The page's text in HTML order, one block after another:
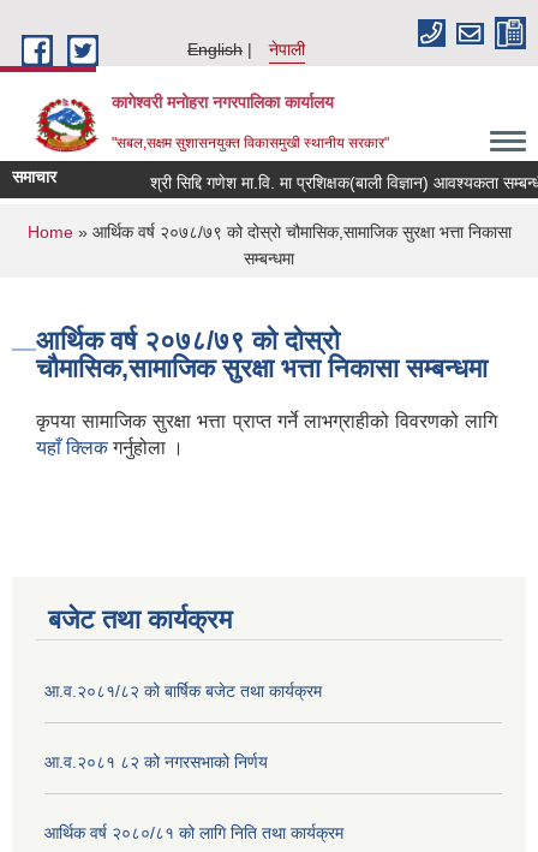
English
नेपाली
कागेश्वरी मनोहरा नगरपालिका कार्यालय
"सबल,सक्षम सुशासनयुक्त विकासमुखी स्थानीय सरकार"
समाचार श्री सिद्दि गणेश मा.वि. मा प्रशिक्षक(बाली विज्ञान) आवश्यकता सम्बन्धी
You are here
Home» आर्थिक वर्ष २०७८/७९ को दोस्रो चौमासिक,सामाजिक सुरक्षा भत्ता निकासा
सम्बन्धमा
आर्थिक वर्ष २०७८/७९ को दोस्रो
चौमासिक,सामाजिक सुरक्षा भत्ता निकासा सम्बन्धमा
कृपया सामाजिक सुरक्षा भत्ता प्राप्त गर्ने लाभग्राहीको विवरणको लागि
यहाँ क्लिकगर्नुहोला ।
बजेट तथा कार्यक्रम
आ.व.२०८१/८२ को बार्षिक बजेट तथा कार्यक्रम
आ.व.२०८१ ८२ को नगरसभाको निर्णय
आर्थिक वर्ष २०८०/८१ को लागि निति तथा कार्यक्रम